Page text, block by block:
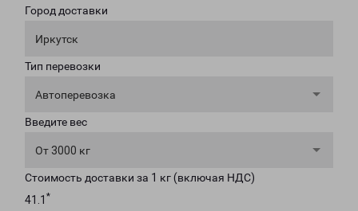
Город доставки
Иркутск
Тип перевозки
Автоперевозка
Введите вес
От 3000 кг
Стоимость доставки за 1 кг (включая НДС)
41.1 *